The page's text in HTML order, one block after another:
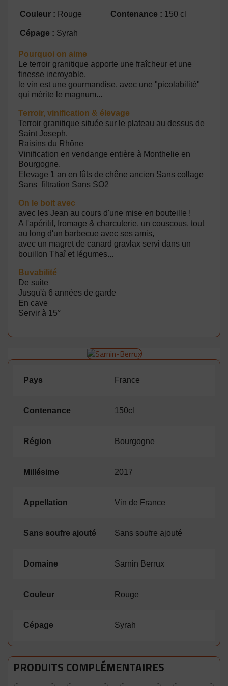
Couleur : Rouge Contenance : 150 cl
Cépage : Syrah
Pourquoi on aime
Le terroir granitique apporte une fraîcheur et une
finesse incroyable,
le vin est une gourmandise, avec une "picolabilité"
qui mérite le magnum...
Terroir, vinification & élevage
Terroir granitique située sur le plateau au dessus de
Saint Joseph.
Raisins du Rhône
Vinification en vendange entière à Monthelie en
Bourgogne.
Elevage 1 an en fûts de chêne ancien Sans collage
Sans filtration Sans SO2
On le boit avec
avec les Jean au cours d'une mise en bouteille !
A l'apéritif, fromage & charcuterie, un couscous, tout
au long d'un barbecue avec ses amis,
avec un magret de canard gravlax servi dans un
bouillon Thaî et légumes...
Buvabilité
De suite
Jusqu'à 6 années de garde
En cave
Servir à 15°
Pays France
Contenance 150cl
Région Bourgogne
Millésime 2017
Appellation Vin de France
Sans soufre ajouté Sans soufre ajouté
Domaine Sarnin Berrux
Couleur Rouge
Cépage Syrah
PRODUITS COMPLÉMENTAIRES